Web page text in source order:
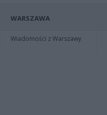
WARSZAWA
Wiadomości z Warszawy